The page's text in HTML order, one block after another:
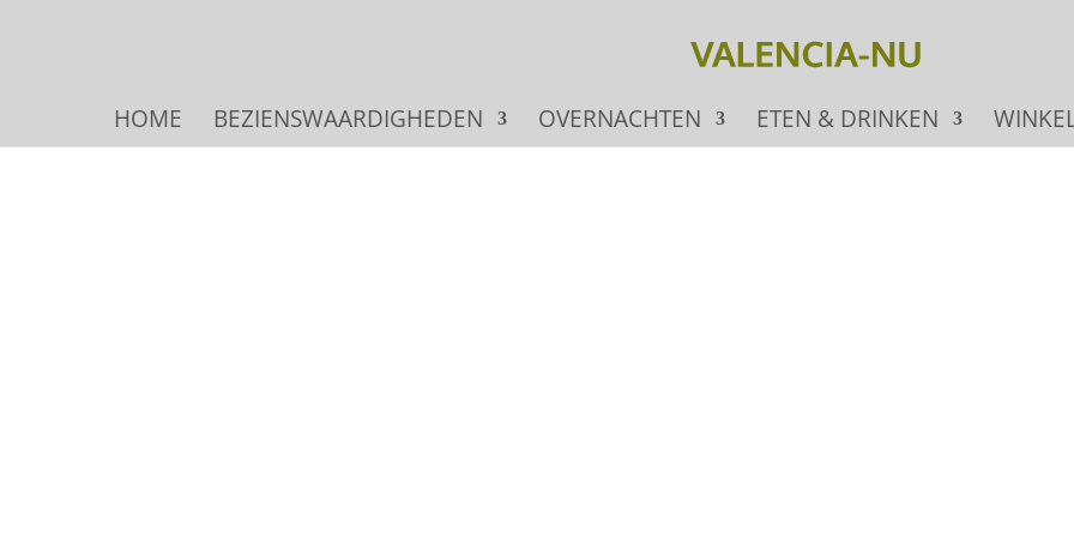
HOME BEZIENSWAARDIGHEDEN OVERNACHTEN ETEN & DRINKEN